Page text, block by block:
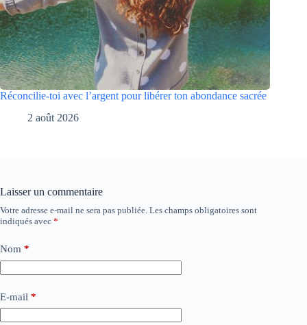
Réconcilie-toi avec l’argent pour libérer ton abondance sacrée
2 août 2026
Laisser un commentaire
Votre adresse e-mail ne sera pas publiée. Les champs obligatoires sont
indiqués avec *
Nom *
E-mail *